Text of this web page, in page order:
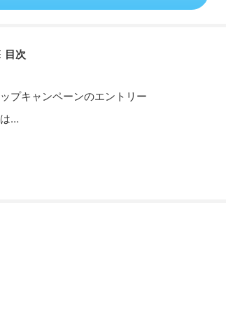
目次
プキャンペーンのエントリー
…